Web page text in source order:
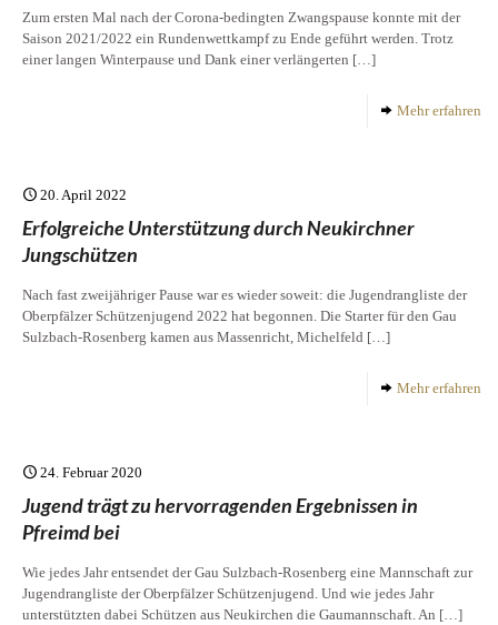
Zum ersten Mal nach der Corona-bedingten Zwangspause konnte mit der
Saison 2021/2022 ein Rundenwettkampf zu Ende geführt werden. Trotz
einer langen Winterpause und Dank einer verlängerten […]
Mehr erfahren
20. April 2022
Erfolgreiche Unterstützung durch Neukirchner
Jungschützen
Nach fast zweijähriger Pause war es wieder soweit: die Jugendrangliste der
Oberpfälzer Schützenjugend 2022 hat begonnen. Die Starter für den Gau
Sulzbach-Rosenberg kamen aus Massenricht, Michelfeld […]
Mehr erfahren
24. Februar 2020
Jugend trägt zu hervorragenden Ergebnissen in
Pfreimd bei
Wie jedes Jahr entsendet der Gau Sulzbach-Rosenberg eine Mannschaft zur
Jugendrangliste der Oberpfälzer Schützenjugend. Und wie jedes Jahr
unterstützten dabei Schützen aus Neukirchen die Gaumannschaft. An […]